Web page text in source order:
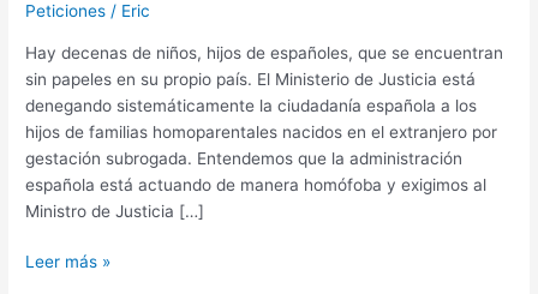
Peticiones / Eric
Hay decenas de niños, hijos de españoles, que se encuentran
sin papeles en su propio país. El Ministerio de Justicia está
denegando sistemáticamente la ciudadanía española a los
hijos de familias homoparentales nacidos en el extranjero por
gestación subrogada. Entendemos que la administración
española está actuando de manera homófoba y exigimos al
Ministro de Justicia […]
¡Nuestros
Leer más »